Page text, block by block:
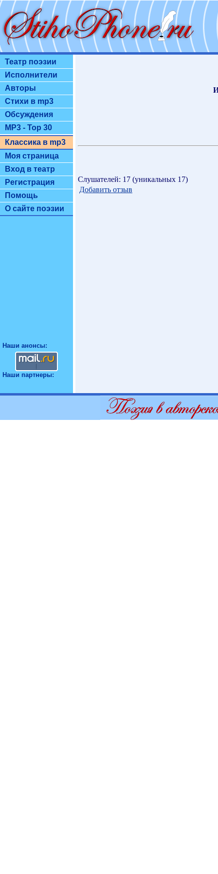
Театр поэзии
Исполнители
Авторы
Стихи в mp3
Обсуждения
MP3 - Top 30
Классика в mp3
Моя страница
Вход в театр
Регистрация
Помощь
О сайте поэзии
Наши анонсы:
Наши партнеры:
Слушателей: 17 (уникальных 17)
Добавить отзыв